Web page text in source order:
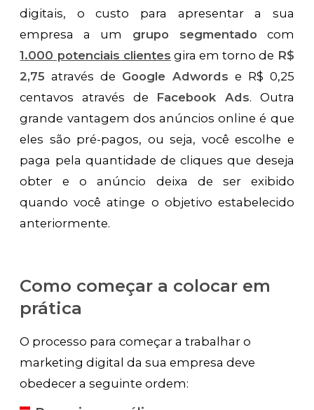
digitais, o custo para apresentar a sua
empresa a um grupo segmentado com
1.000 potenciais clientes gira em torno de R$
2,75 através de Google Adwords e R$ 0,25
centavos através de Facebook Ads. Outra
grande vantagem dos anúncios online é que
eles são pré-pagos, ou seja, você escolhe e
paga pela quantidade de cliques que deseja
obter e o anúncio deixa de ser exibido
quando você atinge o objetivo estabelecido
anteriormente.
Como começar a colocar em
prática
O processo para começar a trabalhar o
marketing digital da sua empresa deve
obedecer a seguinte ordem: